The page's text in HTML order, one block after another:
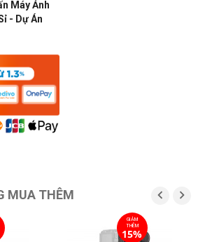
Máy Ảnh
- Dự Án
MUA THÊM  
GIẢM
THÊM
15%